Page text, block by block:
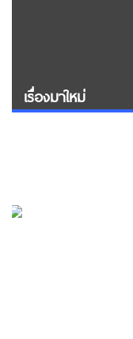
เรื่องมาใหม่